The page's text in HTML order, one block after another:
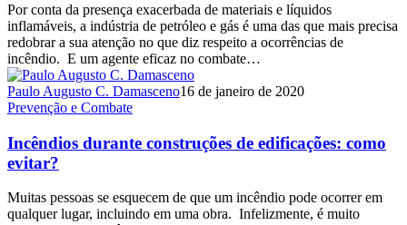
Por conta da presença exacerbada de materiais e líquidos
inflamáveis, a indústria de petróleo e gás é uma das que mais precisa
redobrar a sua atenção no que diz respeito a ocorrências de
incêndio. E um agente eficaz no combate…
Paulo Augusto C. Damasceno16 de janeiro de 2020
Prevenção e Combate
Incêndios durante construções de edificações: como
evitar?
Muitas pessoas se esquecem de que um incêndio pode ocorrer em
qualquer lugar, incluindo em uma obra. Infelizmente, é muito